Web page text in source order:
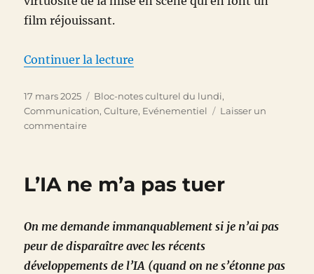
film réjouissant.
Continuer la lecture
Publié
le
17 mars 2025 Catégories
Bloc-notes culturel du lundi,
Communication,Culture, Evénementiel
Laisser un
commentairesur
du
2025
L’IA ne m’a pas tuer
On me demande immanquablement si je n’ai pas
peur de disparaître avec les récents
développements de l’IA (quand on ne s’étonne pas